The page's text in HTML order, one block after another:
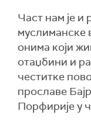
Част нам је и
муслиманске
онима који
отаџбини и
честитке
прославе
Порфирије у